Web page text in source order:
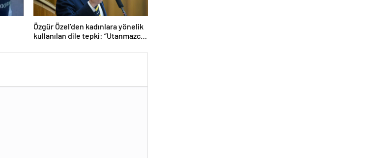
Özgür Özel’den kadınlara yönelik
kullanılan dile tepki: “Utanmazca